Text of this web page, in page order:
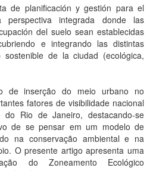
de planificación y gestión para el
integrada donde las
del suelo sean establecidas
e integrando las distintas
sostenible de la ciudad (ecológica,
de inserção do meio urbano no
fatores de visibilidade nacional
Rio de Janeiro, destacando-se
de se pensar em um modelo de
na conservação ambiental e na
O presente artigo apresenta uma
do Zoneamento Ecológico